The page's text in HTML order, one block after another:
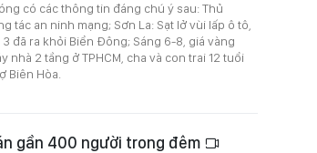
có các thông tin đáng chú ý sau: Thủ
an ninh mạng; Sơn La: Sạt lở vùi lấp ô tô,
đã ra khỏi Biển Đông; Sáng 6-8, giá vàng
2 tầng ở TPHCM, cha và con trai 12 tuổi
Biên Hòa.
gần 400 người trong đêm